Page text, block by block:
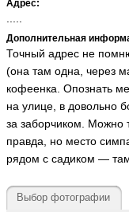
Адрес:
Дополнительная
Точный адрес не
(она там одна, через
кофеенка. Опознать
на улице, в довольно
за заборчиком. Можно
правда, но место
рядом с садиком —
Выбор фотографии